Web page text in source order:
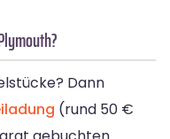
Dann
(rund 50 €